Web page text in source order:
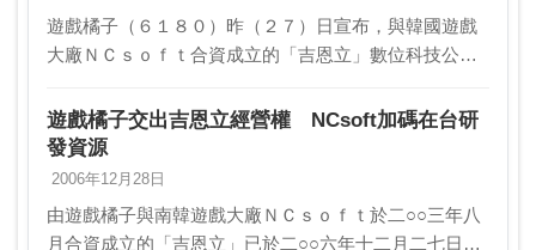
遊戲橘子（６１８０）昨（２７）日宣布，與韓國遊戲
大廠ＮＣｓｏｆｔ合資成立的「吉恩立」數位科技公
至１５％，全面撤出吉恩立董事會。橘子擔心市場質疑
與ＮＣｓ…
遊戲橘子交出吉恩立經營權 NCsoft加碼在台研
發資源
2006年12月28日
由遊戲橘子與南韓遊戲大廠ＮＣｓｏｆｔ於二○○三年八
月合資成立的「吉恩立」已於二○○六年十二月二七日速